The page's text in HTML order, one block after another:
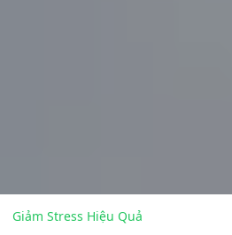
Giảm Stress Hiệu Quả